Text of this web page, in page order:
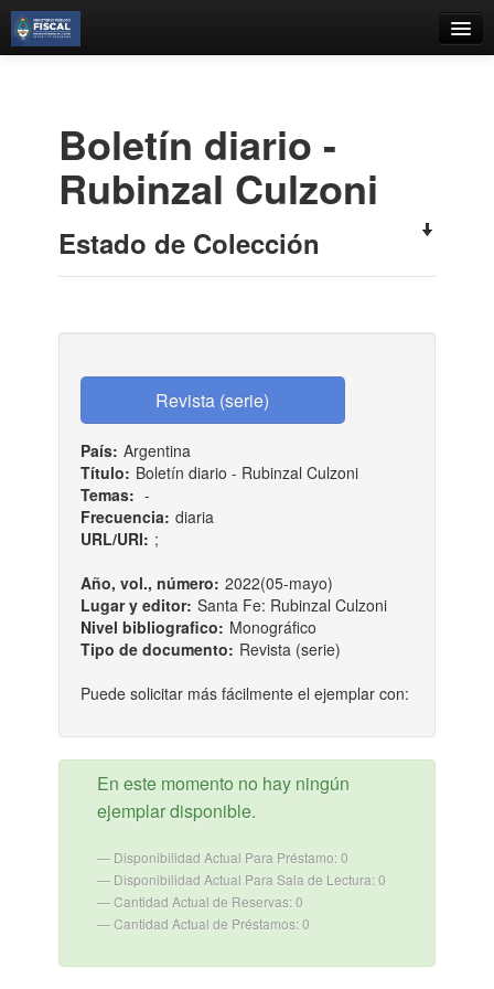
Estantes Virtuales
Contacto
Boletí­n diario -
Rubinzal Culzoni
Estado de Colección
País: Argentina
Título: Boletí­n diario - Rubinzal Culzoni
Temas: -
Frecuencia: diaria
URL/URI: ;
Año, vol., número: 2022(05-mayo)
Lugar y editor: Santa Fe: Rubinzal Culzoni
Nivel bibliografico: Monográfico
Tipo de documento: Revista (serie)
Puede solicitar más fácilmente el ejemplar con:
En este momento no hay ningún
ejemplar disponible.
Disponibilidad Actual Para Préstamo: 0
Disponibilidad Actual Para Sala de Lectura: 0
Cantidad Actual de Reservas: 0
Cantidad Actual de Préstamos: 0